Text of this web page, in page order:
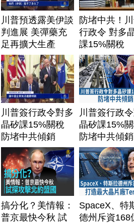
川普預透露美伊談
判進展 美彈藥充
足再擴大生產
防堵中共！
行政令 對多
課15%關稅
川普簽行政令對多
晶矽課15%關稅
防堵中共傾銷
川普簽行政
晶矽課15%
防堵中共傾銷
搞分化？美情報：
普京最快今秋 試
SpaceX、特
德州斥資168